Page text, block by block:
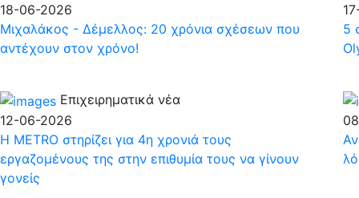
18-06-2026
Μιχαλάκος - Δέμελλος: 20 χρόνια σχέσεων που
αντέχουν στον χρόνο!
5
Επιχειρηματικά νέα
12-06-2026
Η METRO στηρίζει για 4η χρονιά τους
εργαζομένους της στην επιθυμία τους να γίνουν
γονείς